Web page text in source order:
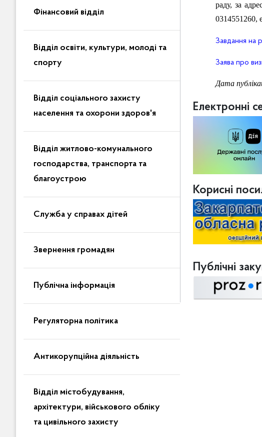
Фінансовий відділ
Відділ освіти, культури, молоді та
спорту
Відділ соціального захисту
населення та охорони здоров'я
Відділ житлово-комунального
господарства, транспорта та
благоустрою
Служба у справах дітей
Звернення громадян
Публічна інформація
Регуляторна політика
Антикорупційна діяльність
Відділ містобудування,
архітектури, військового обліку
та цивільного захисту
раду, за
0314551260,
Завдання на
Заява про
Дата
Електронні
Корисні
Публічні